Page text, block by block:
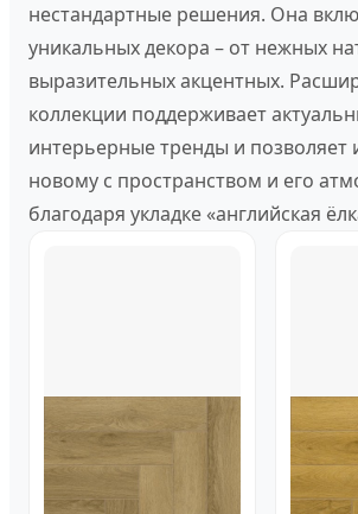
нестандартные решения. Она
уникальных декора – от нежных
выразительных акцентных.
коллекции поддерживает
интерьерные тренды и позволяет
новому с пространством и его
благодаря укладке «английская